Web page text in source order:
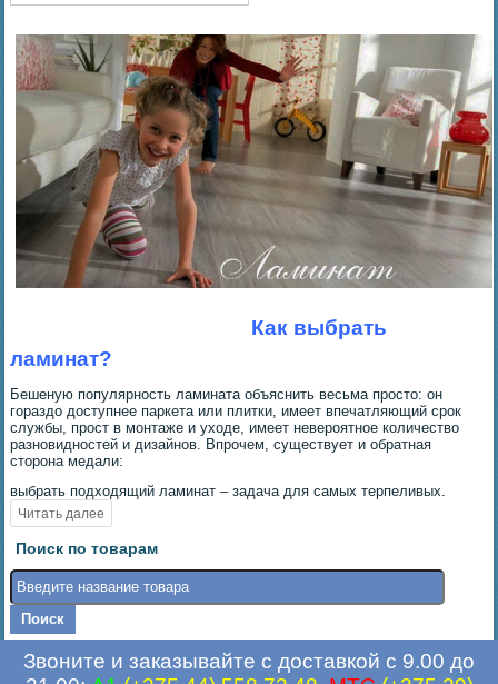
Как выбрать
ламинат?
Бешеную популярность ламината объяснить весьма просто: он
гораздо доступнее паркета или плитки, имеет впечатляющий срок
службы, прост в монтаже и уходе, имеет невероятное количество
разновидностей и дизайнов. Впрочем, существует и обратная
сторона медали:
выбрать подходящий ламинат – задача для самых терпеливых.
Поиск по товарам
Звоните и заказывайте с доставкой с 9.00 до